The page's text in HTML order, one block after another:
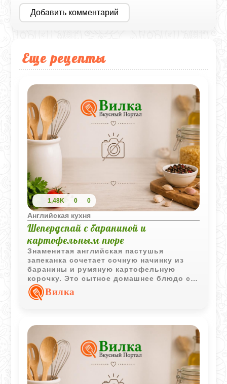
Добавить комментарий
Еще рецепты
1,48K 0 0
Английская кухня
Шепердспай с бараниной и
картофельным пюре
Знаменитая английская пастушья
запеканка сочетает сочную начинку из
баранины и румяную картофельную
корочку. Это сытное домашнее блюдо с
насыщенным вкусом и простыми
ингредиентами, проверенное временем.
Вилка